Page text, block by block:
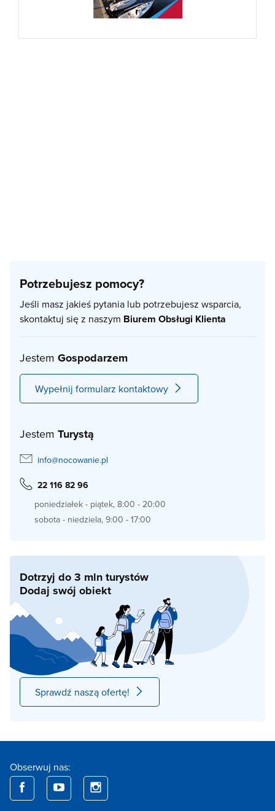
Potrzebujesz pomocy?
Jeśli masz jakieś pytania lub potrzebujesz wsparcia,
skontaktuj się z naszym Biurem Obsługi Klienta
Jestem Gospodarzem
Wypełnij formularz kontaktowy
Jestem Turystą
info@nocowanie.pl
22 116 82 96
poniedziałek - piątek, 8:00 - 20:00
sobota - niedziela, 9:00 - 17:00
Dotrzyj do 3 mln turystów
Dodaj swój obiekt
Sprawdź naszą ofertę!
Obserwuj nas: